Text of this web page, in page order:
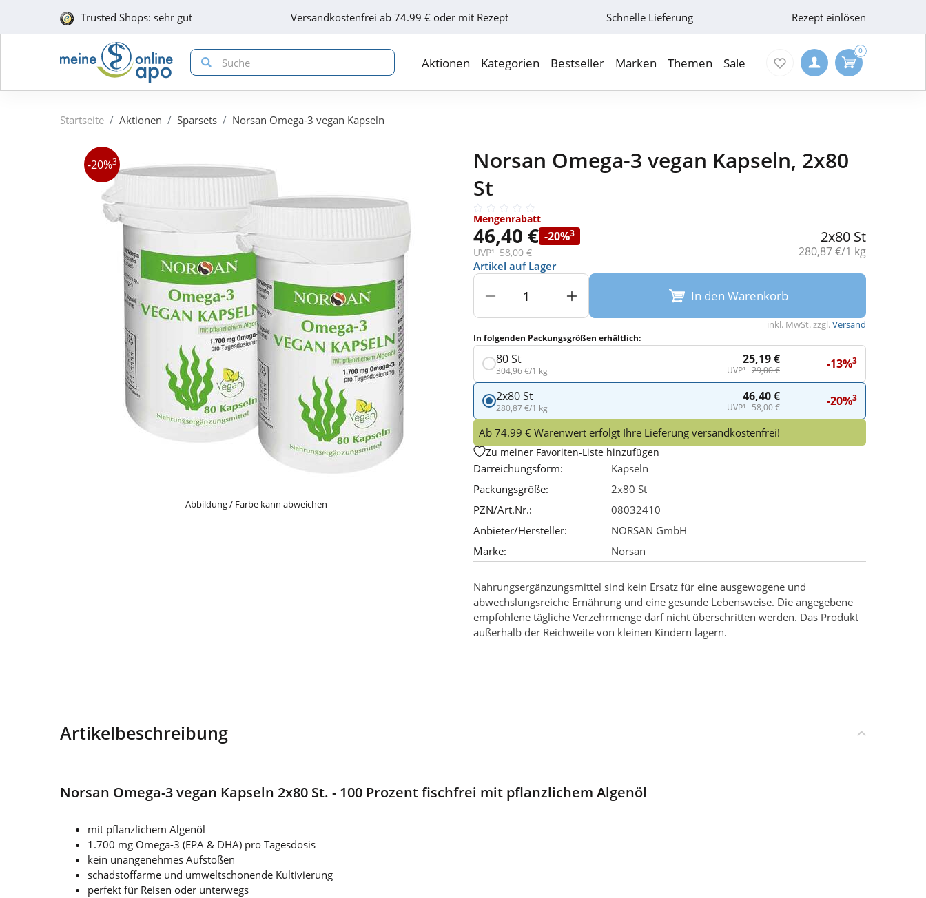
Trusted Shops: sehr gut Versandkostenfrei ab 74.99 € oder mit Rezept Schnelle Lieferung Rezept einlösen
Aktionen Kategorien Bestseller Marken Themen Sale
0
Startseite Aktionen Sparsets Norsan Omega-3 vegan Kapseln
-20%3
Abbildung / Farbe kann abweichen
Norsan Omega-3 vegan Kapseln, 2x80
St
Mengenrabatt
46,40 € -20%3
UVP¹ 58,00 €
2x80 St
Grundpreis:
280,87 €/1 kg
Artikel auf Lager
In den Warenkorb
inkl. MwSt. zzgl.Versand
In folgenden Packungsgrößen erhältlich:
80 St
304,96 €/1 kg
25,19 €
UVP¹ 29,00 € -13%3
2x80 St
280,87 €/1 kg
46,40 €
UVP¹ 58,00 € -20%3
Ab 74.99 € Warenwert erfolgt Ihre Lieferung versandkostenfrei!
Zu meiner Favoriten-Liste hinzufügen
Darreichungsform:
Kapseln
Packungsgröße:
2x80 St
PZN/Art.Nr.:
08032410
Anbieter/Hersteller:
NORSAN GmbH
Marke:
Norsan
Nahrungsergänzungsmittel sind kein Ersatz für eine ausgewogene und
abwechslungsreiche Ernährung und eine gesunde Lebensweise. Die angegebene
empfohlene tägliche Verzehrmenge darf nicht überschritten werden. Das Produkt
außerhalb der Reichweite von kleinen Kindern lagern.
Artikelbeschreibung
Norsan Omega-3 vegan Kapseln 2x80 St. - 100 Prozent fischfrei mit pflanzlichem Algenöl
mit pflanzlichem Algenöl
1.700 mg Omega-3 (EPA & DHA) pro Tagesdosis
kein unangenehmes Aufstoßen
schadstoffarme und umweltschonende Kultivierung
perfekt für Reisen oder unterwegs